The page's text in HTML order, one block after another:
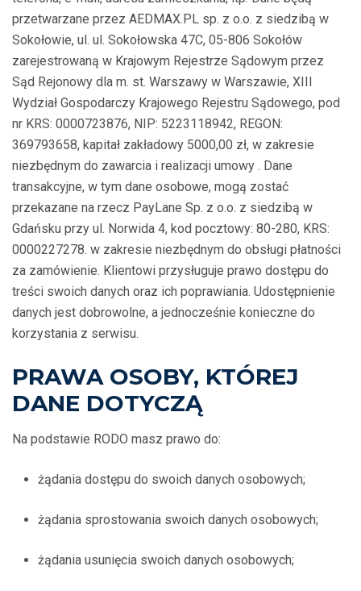
przetwarzane przez AEDMAX.PL sp. z o.o. z siedzibą w
Sokołowie, ul. ul. Sokołowska 47C, 05-806 Sokołów
zarejestrowaną w Krajowym Rejestrze Sądowym przez
Sąd Rejonowy dla m. st. Warszawy w Warszawie, XIII
Wydział Gospodarczy Krajowego Rejestru Sądowego, pod
nr KRS: 0000723876, NIP: 5223118942, REGON:
369793658, kapitał zakładowy 5000,00 zł, w zakresie
niezbędnym do zawarcia i realizacji umowy . Dane
transakcyjne, w tym dane osobowe, mogą zostać
przekazane na rzecz PayLane Sp. z o.o. z siedzibą w
Gdańsku przy ul. Norwida 4, kod pocztowy: 80-280, KRS:
0000227278. w zakresie niezbędnym do obsługi płatności
za zamówienie. Klientowi przysługuje prawo dostępu do
treści swoich danych oraz ich poprawiania. Udostępnienie
danych jest dobrowolne, a jednocześnie konieczne do
korzystania z serwisu.
PRAWA OSOBY, KTÓREJ
DANE DOTYCZĄ
Na podstawie RODO masz prawo do:
żądania dostępu do swoich danych osobowych;
żądania sprostowania swoich danych osobowych;
żądania usunięcia swoich danych osobowych;